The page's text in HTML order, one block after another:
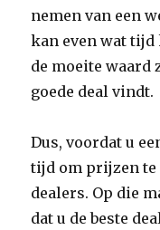
nemen van een
kan even wat tijd
de moeite
goede deal vindt.
Dus, voordat u
tijd om prijzen
dealers. Op die
dat u de beste